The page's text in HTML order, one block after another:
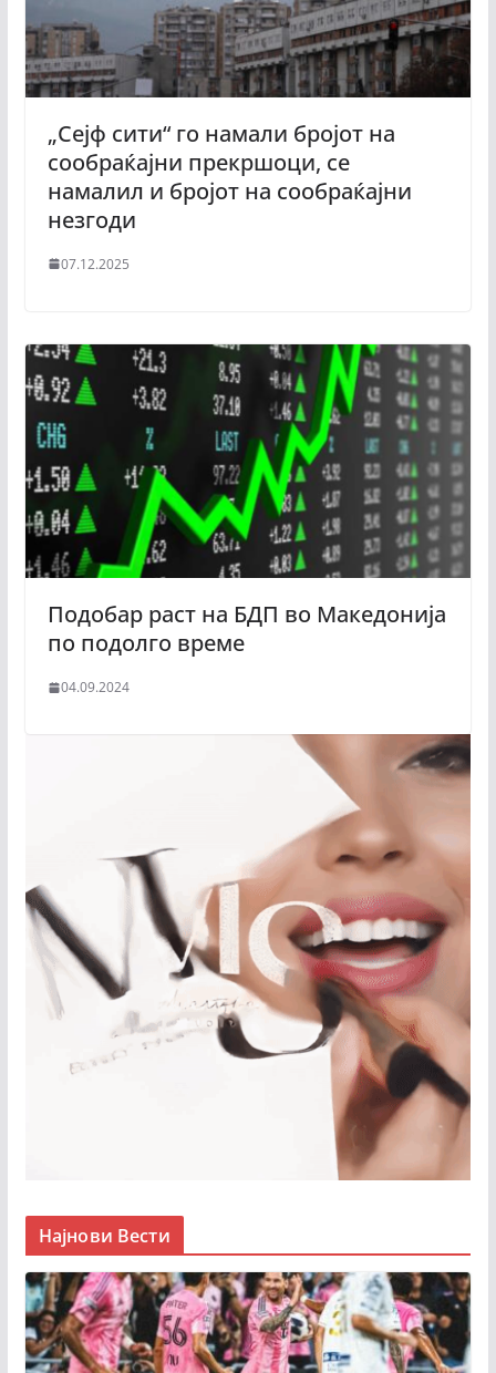
„Сејф сити“ го намали бројот на
сообраќајни прекршоци, се
намалил и бројот на сообраќајни
незгоди
07.12.2025
Подобар раст на БДП во Македонија
по подолго време
04.09.2024
Најнови Вести